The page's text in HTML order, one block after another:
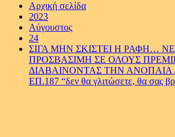
Αρχική σελίδα
2023
Αύγουστος
24
ΣΙΓΑ ΜΗΝ ΣΚΙΣΤΕΙ Η ΡΑΦΗ…
ΠΡΟΣΒΑΣΙΜΗ ΣΕ ΟΛΟΥΣ
ΔΙΑΒΑΙΝΟΝΤΑΣ ΤΗΝ ΑΝΟΠΑΙΑ
ΕΠ.187 “δεν θα γλιτώσετε, θα σας